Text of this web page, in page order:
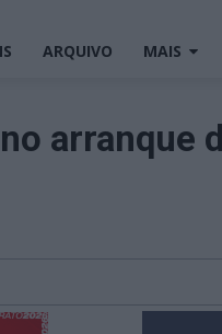
ARQUIVO MAIS
arranque